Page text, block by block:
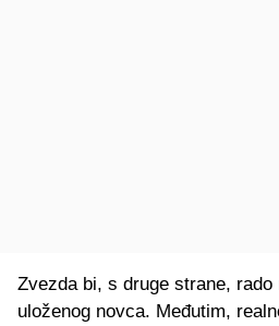
Zvezda bi, s druge strane, rado
uloženog novca. Međutim,